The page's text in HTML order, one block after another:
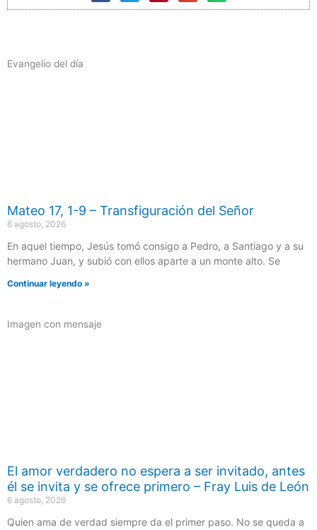
Evangelio del día
Mateo 17, 1-9 – Transfiguración del Señor
6 agosto, 2026
En aquel tiempo, Jesús tomó consigo a Pedro, a Santiago y a su
hermano Juan, y subió con ellos aparte a un monte alto. Se
Continuar leyendo »
Imagen con mensaje
El amor verdadero no espera a ser invitado, antes
él se invita y se ofrece primero – Fray Luis de León
6 agosto, 2026
Quien ama de verdad siempre da el primer paso. No se queda a